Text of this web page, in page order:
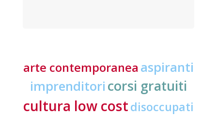
arte contemporanea aspiranti
imprenditori corsi gratuiti
cultura low costdisoccupati